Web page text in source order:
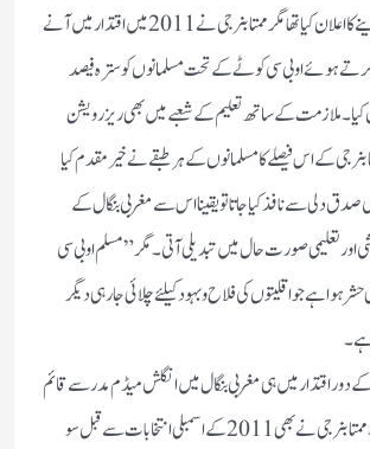
دس فیصد ریزرویشن دینے کا اعلان کیا تھا مگر ممتا بنرجی نے 2011 میں اقتدار میں آنے
ہوئے اوبی سی کوٹے کے تحت مسلمانوں کو سترہ فیصد
کیا۔ ملازمت کے ساتھ تعلیم کے شعبے میں بھی ریزرویشن
بنرجی کے اس فیصلے کا مسلمانوں کے ہر طبقے نے خیر مقدم کیا
صدق دلی سے نافذ کیا جاتاتو یقینا اس سے مغربی بنگال کے
اور تعلیمی صورت حال میں تبدیلی آتی۔ مگر”مسلم اوبی سی
ہوا ہے جو اقلیتوں کی فلاح وبہود کیلئے چلائی جارہی دیگر
ہے۔
کے دور اقتدار میں ہی مغربی بنگال میں انگلش میڈم مدرسے قائم
کرنے کا فیصلہ کیا گیا تھا۔ ممتا بنرجی نے بھی 2011کے اسمبلی انتخابات سے قبل سو